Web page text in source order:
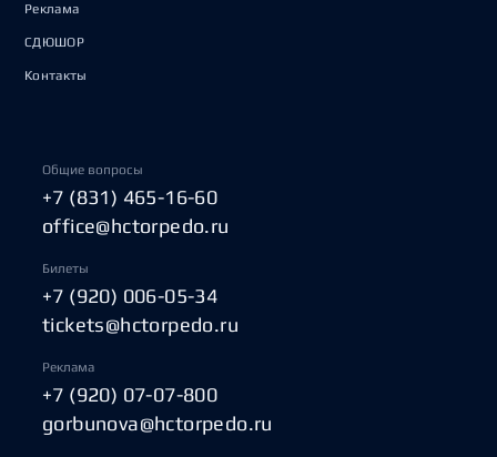
Реклама
СДЮШОР
Контакты
Общие вопросы
+7 (831) 465-16-60
office@hctorpedo.ru
Билеты
+7 (920) 006-05-34
tickets@hctorpedo.ru
Реклама
+7 (920) 07-07-800
gorbunova@hctorpedo.ru